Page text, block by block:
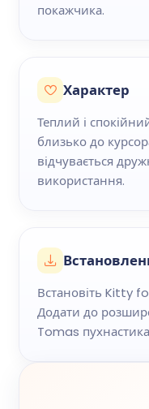
покажчика.
Характер
Теплий і
близько до
відчувається
використання.
Встановіть Kitty
Додати до
Tomas